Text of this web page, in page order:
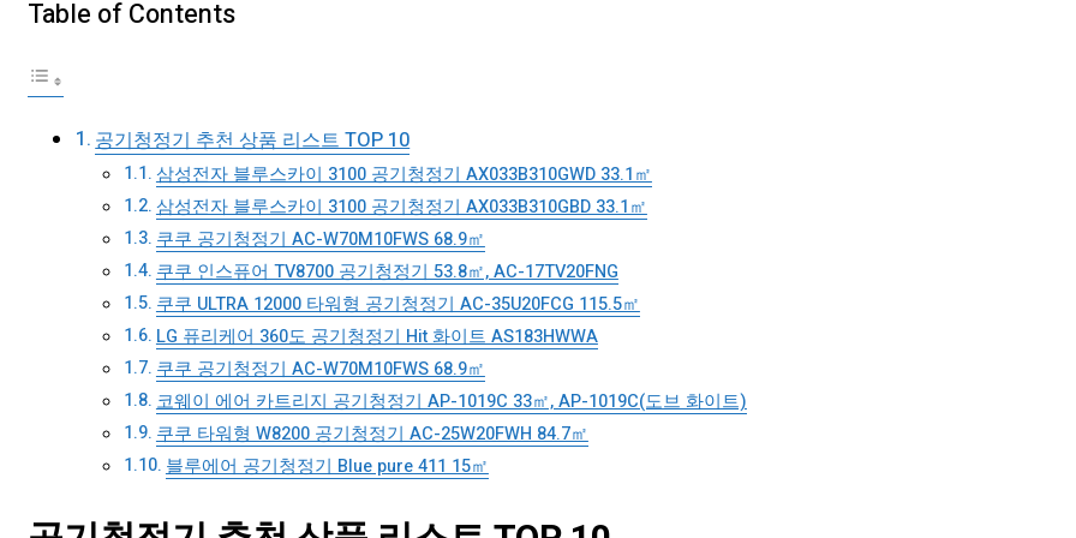
Table of Contents
공기청정기 추천 상품 리스트 TOP 10
삼성전자 블루스카이 3100 공기청정기 AX033B310GWD 33.1㎡
삼성전자 블루스카이 3100 공기청정기 AX033B310GBD 33.1㎡
쿠쿠 공기청정기 AC-W70M10FWS 68.9㎡
쿠쿠 인스퓨어 TV8700 공기청정기 53.8㎡, AC-17TV20FNG
쿠쿠 ULTRA 12000 타워형 공기청정기 AC-35U20FCG 115.5㎡
LG 퓨리케어 360도 공기청정기 Hit 화이트 AS183HWWA
쿠쿠 공기청정기 AC-W70M10FWS 68.9㎡
코웨이 에어 카트리지 공기청정기 AP-1019C 33㎡, AP-1019C(도브 화이트)
쿠쿠 타워형 W8200 공기청정기 AC-25W20FWH 84.7㎡
블루에어 공기청정기 Blue pure 411 15㎡